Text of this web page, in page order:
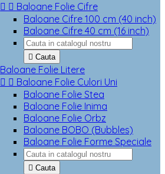
  Baloane Folie Cifre
Baloane Cifre 100 cm (40 inch)
Baloane Cifre 40 cm (16 inch)
 Cauta
Baloane Folie Litere
  Baloane Folie Culori Uni
Baloane Folie Stea
Baloane Folie Inima
Baloane Folie Orbz
Baloane BOBO (Bubbles)
Baloane Folie Forme Speciale
 Cauta